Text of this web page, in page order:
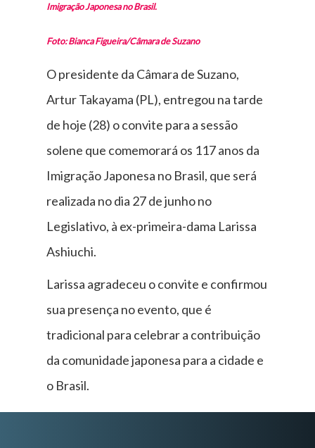
Imigração Japonesa no Brasil.
Foto: Bianca Figueira/Câmara de Suzano
O presidente da Câmara de Suzano,
Artur Takayama (PL), entregou na tarde
de hoje (28) o convite para a sessão
solene que comemorará os 117 anos da
Imigração Japonesa no Brasil, que será
realizada no dia 27 de junho no
Legislativo, à ex-primeira-dama Larissa
Ashiuchi.
Larissa agradeceu o convite e confirmou
sua presença no evento, que é
tradicional para celebrar a contribuição
da comunidade japonesa para a cidade e
o Brasil.